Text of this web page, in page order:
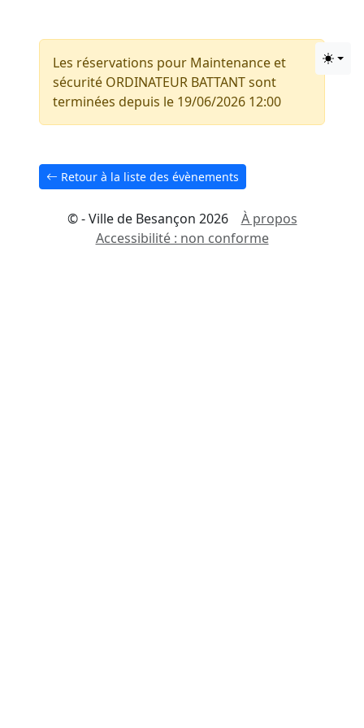
Aller au Contenu principal
Aller au Pied de page
Les réservations pour Maintenance et
sécurité ORDINATEUR BATTANT sont
terminées depuis le 19/06/2026 12:00
Retour à la liste des évènements
© - Ville de Besançon 2026
À propos
Accessibilité : non conforme